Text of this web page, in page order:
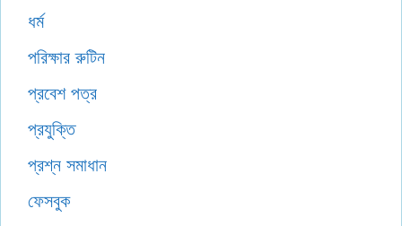
ধর্ম
পরিক্ষার রুটিন
প্রবেশ পত্র
প্রযুক্তি
প্রশ্ন সমাধান
ফেসবুক